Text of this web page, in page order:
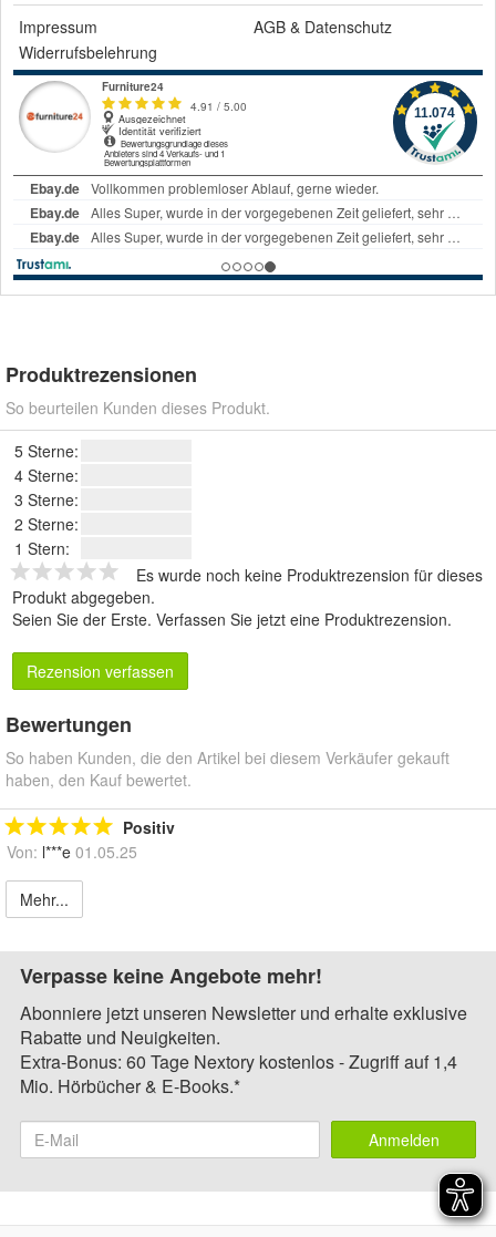
Impressum
AGB & Datenschutz
Widerrufsbelehrung
Produktrezensionen
So beurteilen Kunden dieses Produkt.
5 Sterne:
4 Sterne:
3 Sterne:
2 Sterne:
1 Stern:
Es wurde noch keine Produktrezension für dieses
Produkt abgegeben.
Seien Sie der Erste. Verfassen Sie jetzt eine Produktrezension.
Rezension verfassen
Bewertungen
So haben Kunden, die den Artikel bei diesem Verkäufer gekauft
haben, den Kauf bewertet.
Positiv
Von: l***e 01.05.25
Mehr...
Verpasse keine Angebote mehr!
Abonniere jetzt unseren Newsletter und erhalte exklusive
Rabatte und Neuigkeiten.
Extra-Bonus: 60 Tage Nextory kostenlos - Zugriff auf 1,4
Mio. Hörbücher & E-Books.*
Anmelden